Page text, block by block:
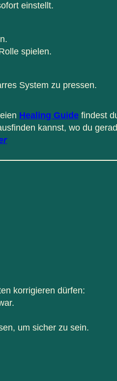
einstellt.
spielen.
System zu pressen.
Healing Guide findest
kannst, wo du
korrigieren dürfen:
um sicher zu sein.